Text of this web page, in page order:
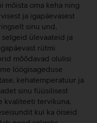
mõista oma keha ning
ja igapäevasest
sinu und,
selgeid ülevaateid ja
rütmi
mõõdavad olulisi
löögisageduse
kehatemperatuur ja
sinu füüsilisest
kvaliteeti tervikuna,
kui ka öiseid